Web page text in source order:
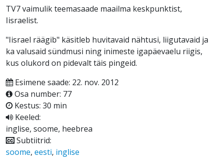
TV7 vaimulik teemasaade maailma keskpunktist,
Iisraelist.
"Iisrael räägib" käsitleb huvitavaid nähtusi, liigutavaid ja
ka valusaid sündmusi ning inimeste igapäevaelu riigis,
kus olukord on pidevalt täis pingeid.
Esimene saade: 22. nov. 2012
Osa number: 77
Kestus: 30 min
Keeled:
inglise, soome, heebrea
Subtiitrid:
soome, eesti, inglise